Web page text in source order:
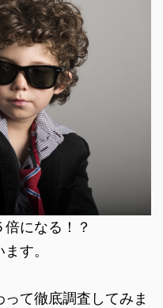
になる！？
す。
て徹底調査してみま